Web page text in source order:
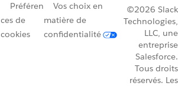
Préféren
ces de
cookies
Vos choix en
matière de
confidentialité
©2026 Slack
Technologies,
LLC, une
entreprise
Salesforce.
Tous droits
réservés. Les